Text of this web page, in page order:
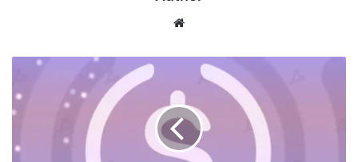
Website